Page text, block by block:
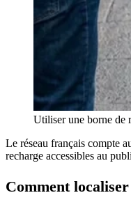
Utiliser une borne de
Le réseau français compte
recharge accessibles au
Comment